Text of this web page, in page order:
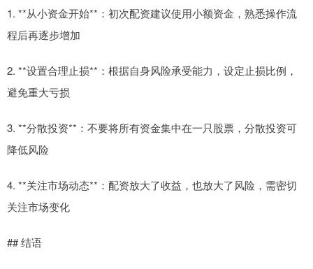
1. **从小资金开始**：初次配资建议使用小额资金，熟悉操作流
程后再逐步增加
2. **设置合理止损**：根据自身风险承受能力，设定止损比例，
避免重大亏损
3. **分散投资**：不要将所有资金集中在一只股票，分散投资可
降低风险
4. **关注市场动态**：配资放大了收益，也放大了风险，需密切
关注市场变化
## 结语